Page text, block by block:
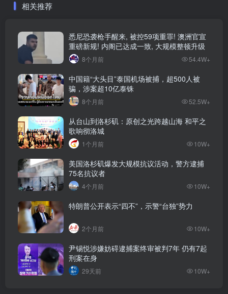
相关推荐
悉尼恐袭枪手醒来, 被控59项重罪! 澳洲官宣
重磅新规! 内阁已达成一致, 大规模整顿升级
8个月前 54.4W+
中国籍“大头目”泰国机场被捕，超500人被
骗，涉案超10亿泰铢
8个月前 52.5W+
从台山到洛杉矶：原创之光跨越山海 和平之
歌响彻洛城
1个月前 10W+
美国洛杉矶爆发大规模抗议活动，警方逮捕
75名抗议者
4个月前 10W+
特朗普公开表示“四不”，示警“台独”势力
2个月前 10W+
尹锡悦涉嫌妨碍逮捕案终审被判7年 仍有7起
刑案在身
29天前 10W+